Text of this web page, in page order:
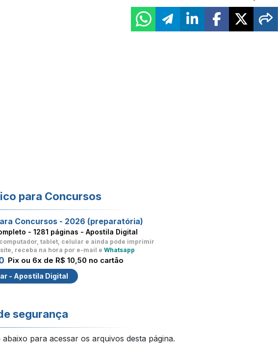
para Concursos
Concursos - 2026 (preparatória)
- 1281 páginas - Apostila Digital
tablet, celular e ainda pode imprimir
receba na hora por e-mail e Whatsapp
Pix ou 6x de R$ 10,50 no cartão
- Apostila Digital
segurança
para acessar os arquivos desta página.